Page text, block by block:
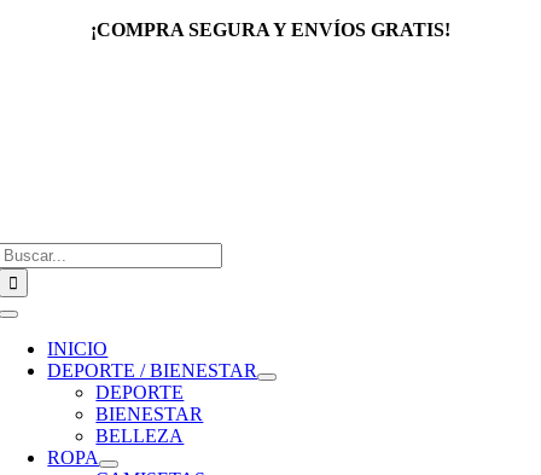
¡COMPRA SEGURA Y ENVÍOS GRATIS!
Toggle
Navigation
INICIO
DEPORTE / BIENESTAR
DEPORTE
BIENESTAR
BELLEZA
ROPA